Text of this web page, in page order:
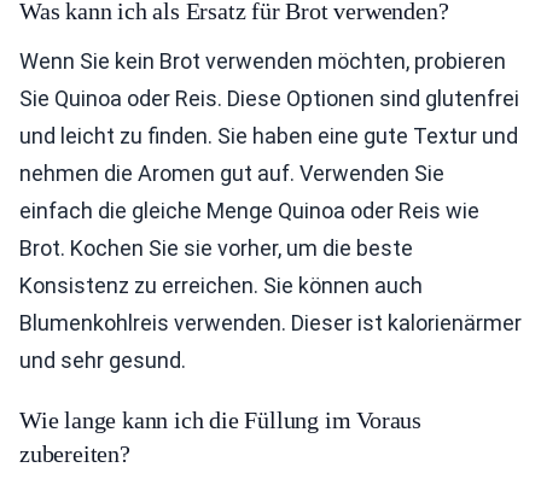
Was kann ich als Ersatz für Brot verwenden?
Wenn Sie kein Brot verwenden möchten, probieren
Sie Quinoa oder Reis. Diese Optionen sind glutenfrei
und leicht zu finden. Sie haben eine gute Textur und
nehmen die Aromen gut auf. Verwenden Sie
einfach die gleiche Menge Quinoa oder Reis wie
Brot. Kochen Sie sie vorher, um die beste
Konsistenz zu erreichen. Sie können auch
Blumenkohlreis verwenden. Dieser ist kalorienärmer
und sehr gesund.
Wie lange kann ich die Füllung im Voraus
zubereiten?